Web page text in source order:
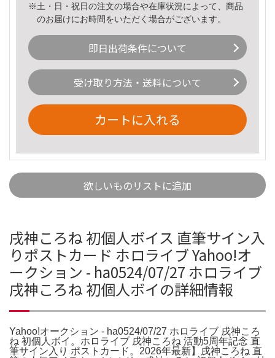
※土・日・祝日の注文の場合や在庫状況によって、商品
のお届けにお時間をいただく場合がございます。
即日出荷条件について
受け取り方法・送料について
カートに入れる
欲しいものリストに追加
戌神ころね 初個人ボイス 直筆サイン入
りポストカード ホロライブ Yahoo!オ
ークション - ha0524/07/27 ホロライブ
戌神ころね 初個人ボイの詳細情報
Yahoo!オークション - ha0524/07/27 ホロライブ 戌神ころ
ね 初個人ボイ。ホロライブ 戌神ころね 活動5周年記念 直
筆サイン入り ポストカード。2026年最新】戌神ころね 直